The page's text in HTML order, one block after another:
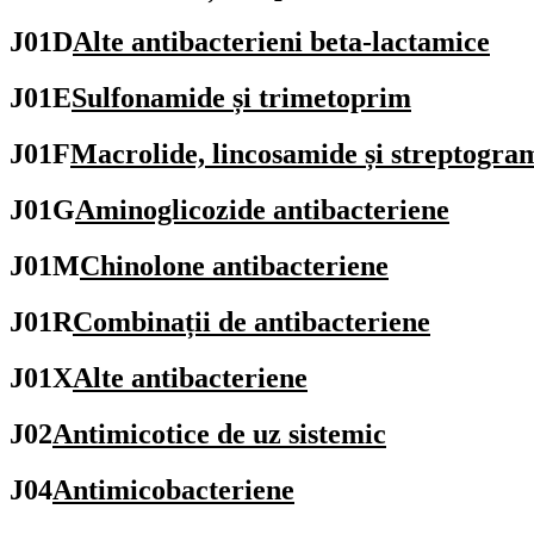
J01DAlte antibacterieni beta-lactamice
J01ESulfonamide și trimetoprim
J01FMacrolide, lincosamide și
J01GAminoglicozide antibacteriene
J01MChinolone antibacteriene
J01RCombinații de antibacteriene
J01XAlte antibacteriene
J02Antimicotice de uz sistemic
J04Antimicobacteriene